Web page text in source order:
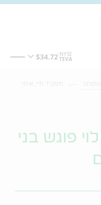
פוגש בני